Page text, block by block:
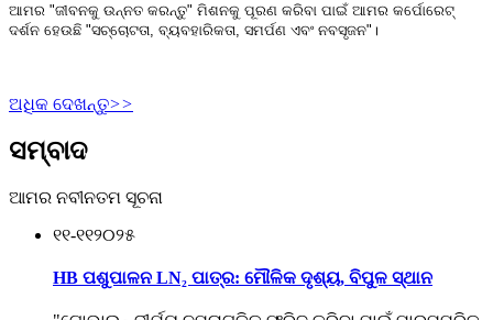
ଆମର "ଜୀବନକୁ ଉନ୍ନତ କରନ୍ତୁ" ମିଶନକୁ ପୂରଣ କରିବା ପାଇଁ ଆମର କର୍ପୋରେଟ୍
ଦର୍ଶନ ହେଉଛି "ସଚ୍ଚୋଟତା, ବ୍ୟବହାରିକତା, ସମର୍ପଣ ଏବଂ ନବସୃଜନ"।
ଅଧିକ ଦେଖନ୍ତୁ>>
ସମ୍ବାଦ
ଆମର ନବୀନତମ ସୂଚନା
୧୧-୧୧୨୦୨୫
HB ପଶୁପାଳନ LN₂ ପାତ୍ର: ମୌଳିକ ଦୃଶ୍ୟ, ବିପୁଳ ସ୍ଥାନ